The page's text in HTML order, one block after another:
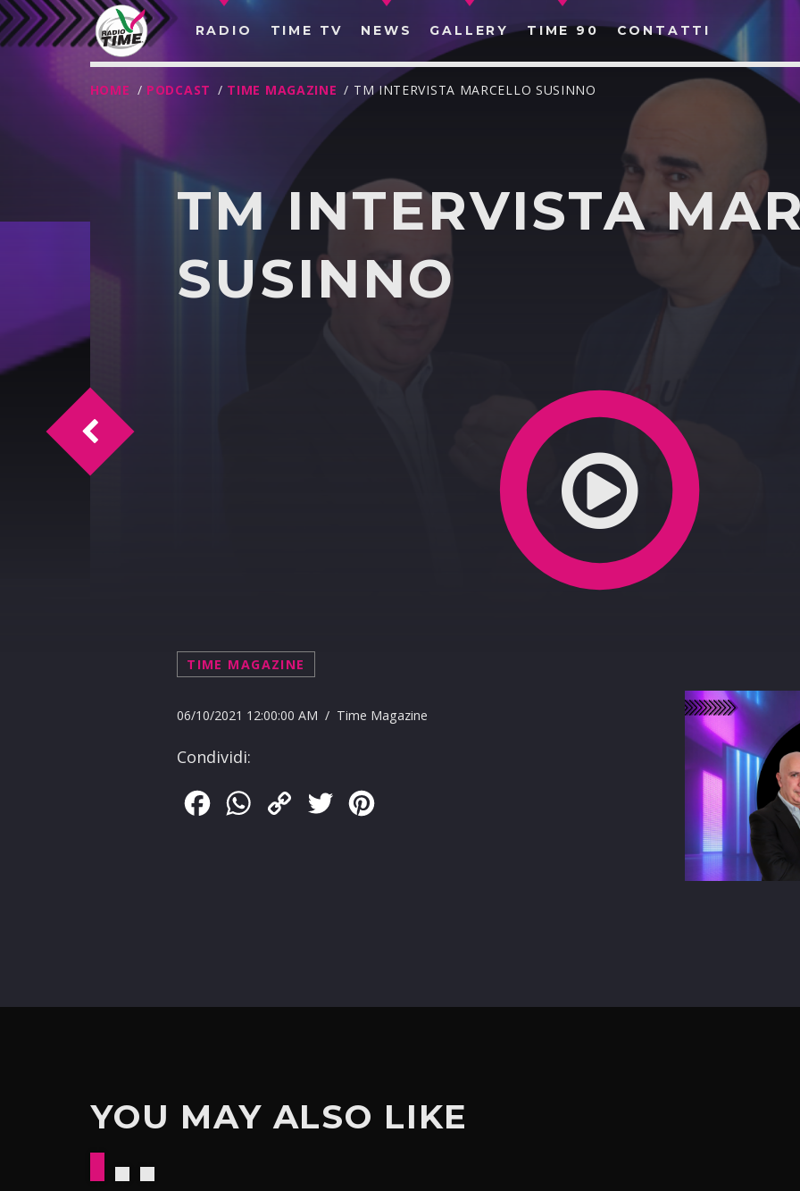
RADIO TIME TV NEWS GALLERY TIME 90 CONTATTI
CERCA NEL SITO WEB:
HOME / PODCAST / TIME MAGAZINE / TM INTERVISTA MARCELLO SUSINNO
TM INTERVISTA
SUSINNO
TIME MAGAZINE
06/10/2021 12:00:00 AM / Time Magazine
Condividi:
FacebookWhatsApp
Copy
Twitter
TM Intervista Adriano Varrica
YOU MAY ALSO LIKE